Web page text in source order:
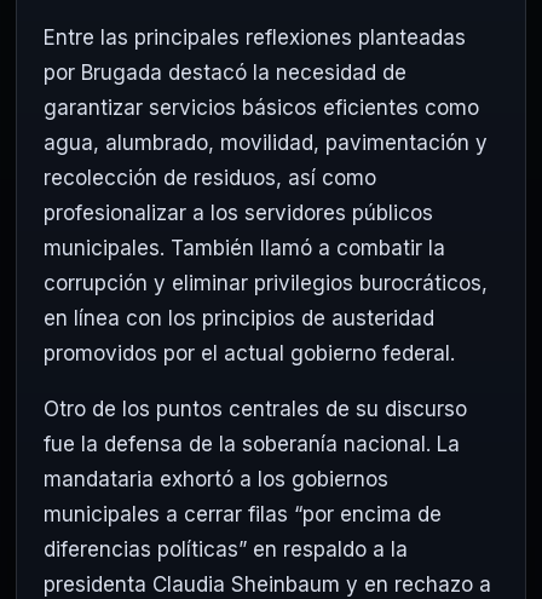
Entre las principales reflexiones planteadas
por Brugada destacó la necesidad de
garantizar servicios básicos eficientes como
agua, alumbrado, movilidad, pavimentación y
recolección de residuos, así como
profesionalizar a los servidores públicos
municipales. También llamó a combatir la
corrupción y eliminar privilegios burocráticos,
en línea con los principios de austeridad
promovidos por el actual gobierno federal.
Otro de los puntos centrales de su discurso
fue la defensa de la soberanía nacional. La
mandataria exhortó a los gobiernos
municipales a cerrar filas “por encima de
diferencias políticas” en respaldo a la
presidenta Claudia Sheinbaum y en rechazo a